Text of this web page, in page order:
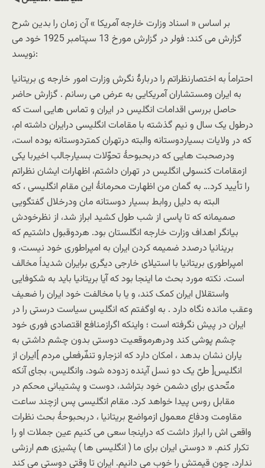
بر اساس « اسناد وزارت خارجه آمریکا » آن زمان را بدین شرح
گزارش می کند: فولر در گزارش مورخ 13 سپتامبر 1925 خود می
نویسد:
احتراماً به اختصارنظراتم را دربارۀ نگرش وزارت امور خارجه ی بریتانیا
به ایران ومستشاران آمریکایی به عرض می رسانم . گزارش حاضر
حاصل بررسی اقدامات انگلیس در ایران و تماس هایی است که
درطول یک سال و نیم گذشته با مقامات انگلیسی درایران داشته ام،
که در ولایات بسیاردوستانه والبته درتهران کمتردوستانه بوده است،
ودرصحبت هایی که دربحبوحۀ تحوّلات بسیارجالب اخیربا یکی
ازمقامات کنسولی انگلیس در تهران داشتم، اظهارات ایشان نظراتم
را تأیید کرد… به گمان من اظهارت محرمانۀ این مقام انگلیسی ، که
البته به دلیل روابط بسیار دوستانه مان ودرخلال گفتگویی
صمیمانه که تا پاسی از شب طول کشید ابراز شد، از نظرخودش
بیانگر اهداف وزارت خارجه انگلستان بود. هردوقبول داشتیم که
برینانیا درصدد ضمیمه کردن ایران به امپراطوری خود نیست، و
امپراطوری بریتانیا با استیلای خارجی دیگری برایران شدیداً مخالف
است. نکته مورد بحث ما اینجا بود که آیا بریتانیا باید به شکوفایی
واستقلال ایران کمک کند، و یا با مخالفت خود ایران را ضعیف
وعقب مانده نگاه دارد . به اوگفتم که انگلیس سیاست درستی را در
ایران در پیش نگرفته است ؛ واینکه اگرازمنافع اقتصادی فوری خود
چشم پوشی کند ودرهرموقعیت دوستی بدون چشم داشتی به
یاران نشان بدهد ، امکان دارد که انزجارو تنفّرفعلی مردم ]ایران از
انگلیس[ طیّ یک دو نسل آینده زدوده شود، وانگلیس، بجای آنکه
متّحدی برای دشمن خود بتراشد، دوست و پشتیبانی محکم در
مقابل روس پیدا خواهد کرد. مقام انگلیسی پس ازچند ساعت
مقاومت ودفاع معمول ازمواضع بریتانیا ، دربحبوحۀ بحث نظرات
واقعی اش را ابراز داشت که دراینجا سعی می کنیم عین جملات او را
تکرار کنم. « دوستی ایران برای ما ( انگلیسی ها ) پشیزی هم ارزشی
ندارد، چون قیمتش را خوب می دانیم. ایران تا وقتی دوستی می کند